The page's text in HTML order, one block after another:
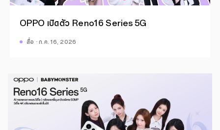
OPPO เปิดตัว Reno16 Series 5G
สื่อ · ก.ค. 16, 2026